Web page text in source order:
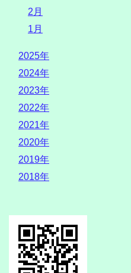
2月
1月
2025年
2024年
2023年
2022年
2021年
2020年
2019年
2018年